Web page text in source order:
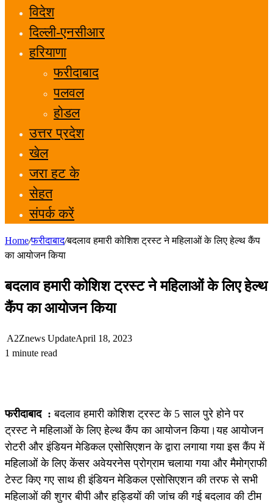
विदेश
दिल्ली-एनसीआर
हरियाणा
फरीदाबाद
पलवल
होडल
उत्तर प्रदेश
खेल
जरा हट के
सेहत
संपर्क करें
Home/फरीदाबाद/बदलाव हमारी कोशिश ट्रस्ट ने महिलाओं के लिए हेल्थ कैंप
का आयोजन किया
बदलाव हमारी कोशिश ट्रस्ट ने महिलाओं के लिए हेल्थ
कैंप का आयोजन किया
A2Znews UpdateApril 18, 2023
1 minute read
फरीदाबाद : बदलाव हमारी कोशिश ट्रस्ट के 5 साल पुरे होने पर
ट्रस्ट ने महिलाओं के लिए हेल्थ कैंप का आयोजन किया।यह आयोजन
रोटरी और इंडियन मेडिकल एसोसिएशन के द्वारा लगाया गया इस कैंप में
महिलाओं के लिए केंसर अवेयरनेस प्रोग्राम चलाया गया और मैमोग्राफी
टेस्ट किए गए साथ ही इंडियन मेडिकल एसोसिएशन की तरफ से सभी
महिलाओं की शुगर बीपी और हड्डियों की जांच की गई बदलाव की टीम